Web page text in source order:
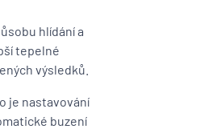
hlídání a
tepelné
výsledků.
je nastavování
buzení